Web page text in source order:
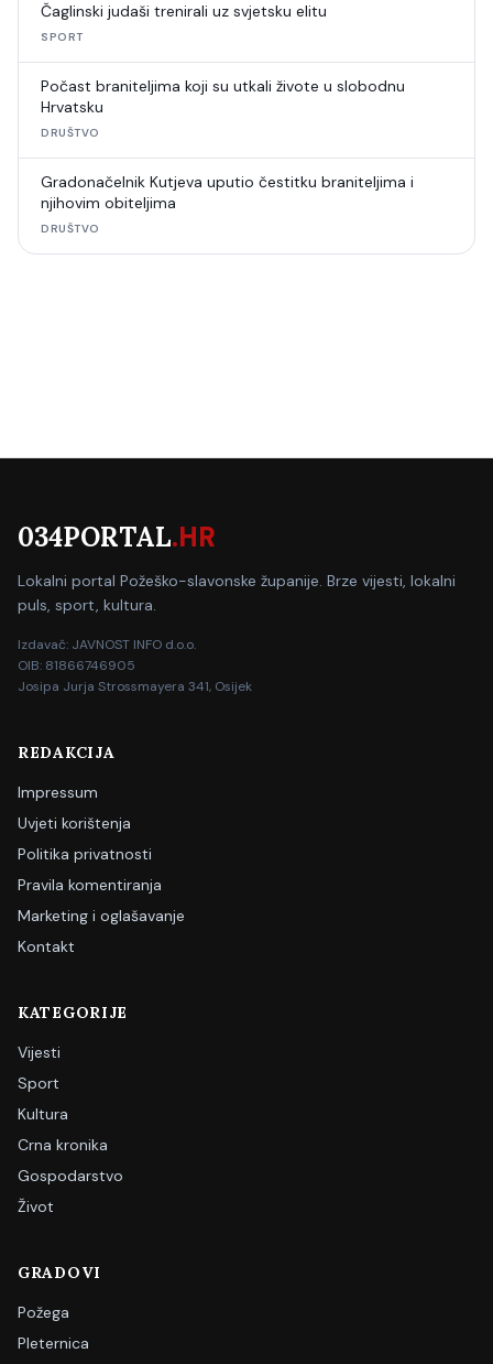
Čaglinski judaši trenirali uz svjetsku elitu
SPORT
Počast braniteljima koji su utkali živote u slobodnu
Hrvatsku
DRUŠTVO
Gradonačelnik Kutjeva uputio čestitku braniteljima i
njihovim obiteljima
DRUŠTVO
034PORTAL.HR
Lokalni portal Požeško-slavonske županije. Brze vijesti, lokalni
puls, sport, kultura.
Izdavač: JAVNOST INFO d.o.o.
OIB: 81866746905
Josipa Jurja Strossmayera 341, Osijek
REDAKCIJA
Impressum
Uvjeti korištenja
Politika privatnosti
Pravila komentiranja
Marketing i oglašavanje
Kontakt
KATEGORIJE
Vijesti
Sport
Kultura
Crna kronika
Gospodarstvo
Život
GRADOVI
Požega
Pleternica